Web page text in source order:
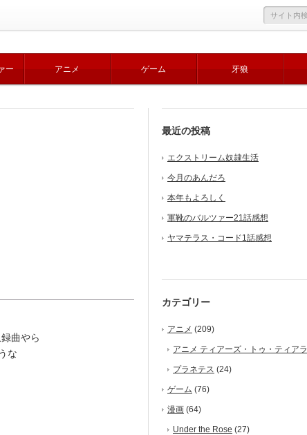
ー アニメ ゲーム 牙狼
曲やら
な
最近の投稿
エクストリーム奴隷生活
今月のあんだろ
本年もよろしく
軍靴のバルツァー21話感想
ヤマテラス・コード1話感想
カテゴリー
アニメ (209)
アニメ ティアーズ・トゥ・ティアラ
プラネテス (24)
ゲーム (76)
漫画 (64)
Under the Rose (27)